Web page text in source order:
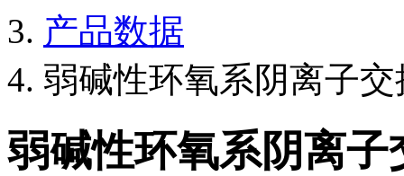
产品数据
弱碱性环氧系阴离子交
弱碱性环氧系阴离子